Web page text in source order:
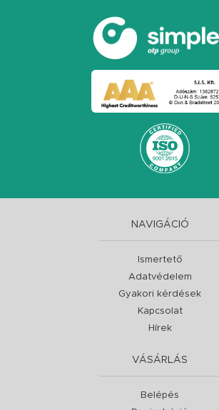
NAVIGÁCIÓ
Ismertető
Adatvédelem
Gyakori kérdések
Kapcsolat
Hírek
VÁSÁRLÁS
Belépés